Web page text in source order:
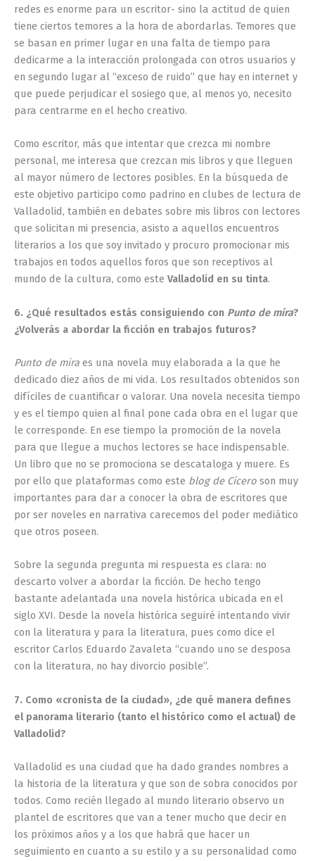
redes es enorme para un escritor- sino la actitud de quien
tiene ciertos temores a la hora de abordarlas. Temores que
se basan en primer lugar en una falta de tiempo para
dedicarme a la interacción prolongada con otros usuarios y
en segundo lugar al “exceso de ruido” que hay en internet y
que puede perjudicar el sosiego que, al menos yo, necesito
para centrarme en el hecho creativo.
Como escritor, más que intentar que crezca mi nombre
personal, me interesa que crezcan mis libros y que lleguen
al mayor número de lectores posibles. En la búsqueda de
este objetivo participo como padrino en clubes de lectura de
Valladolid, también en debates sobre mis libros con lectores
que solicitan mi presencia, asisto a aquellos encuentros
literarios a los que soy invitado y procuro promocionar mis
trabajos en todos aquellos foros que son receptivos al
mundo de la cultura, como este Valladolid en su tinta.
6. ¿Qué resultados estás consiguiendo con Punto de mira?
¿Volverás a abordar la ficción en trabajos futuros?
Punto de mira es una novela muy elaborada a la que he
dedicado diez años de mi vida. Los resultados obtenidos son
difíciles de cuantificar o valorar. Una novela necesita tiempo
y es el tiempo quien al final pone cada obra en el lugar que
le corresponde. En ese tiempo la promoción de la novela
para que llegue a muchos lectores se hace indispensable.
Un libro que no se promociona se descataloga y muere. Es
por ello que plataformas como este blog de Cícero son muy
importantes para dar a conocer la obra de escritores que
por ser noveles en narrativa carecemos del poder mediático
que otros poseen.
Sobre la segunda pregunta mi respuesta es clara: no
descarto volver a abordar la ficción. De hecho tengo
bastante adelantada una novela histórica ubicada en el
siglo XVI. Desde la novela histórica seguiré intentando vivir
con la literatura y para la literatura, pues como dice el
escritor Carlos Eduardo Zavaleta “cuando uno se desposa
con la literatura, no hay divorcio posible”.
7. Como «cronista de la ciudad», ¿de qué manera defines
el panorama literario (tanto el histórico como el actual) de
Valladolid?
Valladolid es una ciudad que ha dado grandes nombres a
la historia de la literatura y que son de sobra conocidos por
todos. Como recién llegado al mundo literario observo un
plantel de escritores que van a tener mucho que decir en
los próximos años y a los que habrá que hacer un
seguimiento en cuanto a su estilo y a su personalidad como